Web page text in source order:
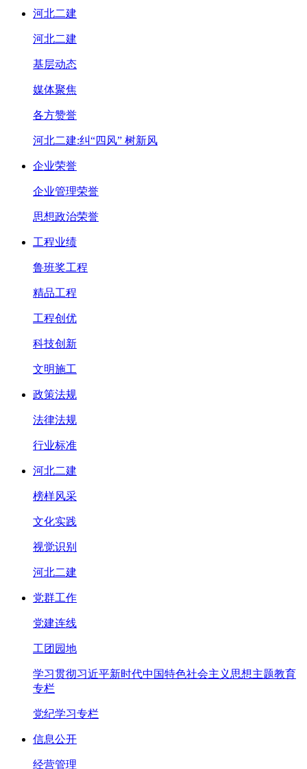
河北二建
河北二建
基层动态
媒体聚焦
各方赞誉
河北二建:纠“四风” 树新风
企业荣誉
企业管理荣誉
思想政治荣誉
工程业绩
鲁班奖工程
精品工程
工程创优
科技创新
文明施工
政策法规
法律法规
行业标准
河北二建
榜样风采
文化实践
视觉识别
河北二建
党群工作
党建连线
工团园地
学习贯彻习近平新时代中国特色社会主义思想主题教育
专栏
党纪学习专栏
信息公开
经营管理